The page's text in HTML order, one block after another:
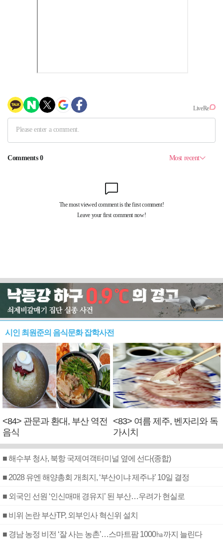
시인 최원준의 음식문화 잡학사전
<84> 관문과 환대, 부산 역전
음식
<83> 여름 제주, 벤자리와 독
가시치
■ 해수부 청사, 북항 국제여객터미널 옆에 선다(종합)
■ 2028 유엔 해양총회 개최지, ‘부산이냐 제주냐’ 10일 결정
■ 외국인 선원 ‘인신매매 경유지’ 된 부산…우려가 현실로
■ 비위 논란 부산TP, 외부인사 혁신위 설치
■ 경남 농정 비전 ‘잘 사는 농촌’…스마트팜 1000㏊까지 늘린다